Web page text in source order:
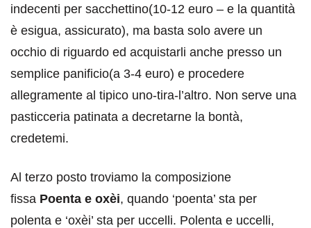
indecenti per sacchettino(10-12 euro – e la quantità
è esigua, assicurato), ma basta solo avere un
occhio di riguardo ed acquistarli anche presso un
semplice panificio(a 3-4 euro) e procedere
allegramente al tipico uno-tira-l’altro. Non serve una
pasticceria patinata a decretarne la bontà,
credetemi.
Al terzo posto troviamo la composizione
fissa Poenta e oxèi, quando ‘poenta’ sta per
polenta e ‘oxèi’ sta per uccelli. Polenta e uccelli,